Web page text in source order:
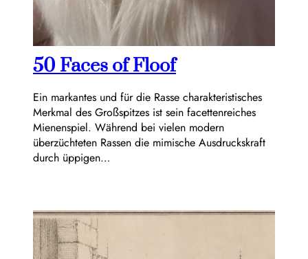
50 Faces of Floof
Ein markantes und für die Rasse charakteristisches
Merkmal des Großspitzes ist sein facettenreiches
Mienenspiel. Während bei vielen modern
überzüchteten Rassen die mimische Ausdruckskraft
durch üppigen…